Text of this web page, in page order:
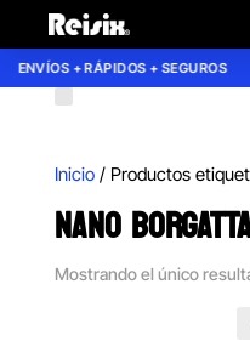
ENVÍOS + RÁPIDOS + SEGUROS
Inicio/ Productos
NANO
Mostrando el único